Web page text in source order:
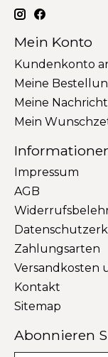
Mein Konto
Kundenkonto
Meine
Meine
Mein
Impressum
AGB
Zahlungsarten
Versandkosten
Kontakt
Sitemap
Abonnieren